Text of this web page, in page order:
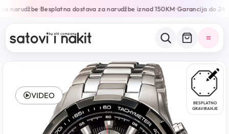
narudžbe•Besplatna dostava za narudžbe iznad 150KM•Garancija do 24
BESPLATNO
GRAVIRANJE
VIDEO